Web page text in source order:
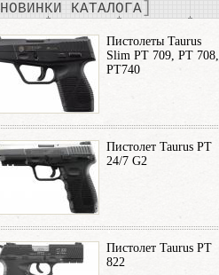
НОВИНКИ КАТАЛОГА
Пистолеты Taurus
Slim PT 709, PT 708,
PT740
Пистолет Taurus PT
24/7 G2
Пистолет Taurus PT
822